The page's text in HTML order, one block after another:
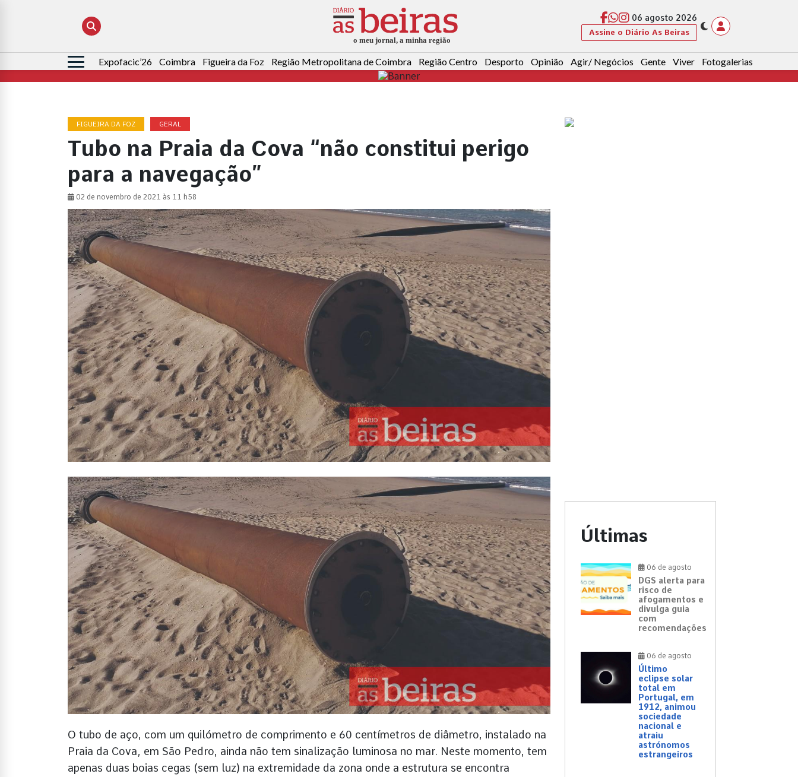
06 agosto 2026
Assine o Diário As Beiras
Pesquisar
por:
Expofacic’26 Coimbra Figueira da Foz Região Metropolitana de Coimbra Região Centro Desporto Opinião Agir/ Negócios Gente Viver Fotogalerias
FIGUEIRA DA FOZ GERAL
Tubo na Praia da Cova “não constitui perigo
para a navegação”
02 de novembro de 2021 às 11 h58
O tubo de aço, com um quilómetro de comprimento e 60 centímetros de diâmetro, instalado na
Praia da Cova, em São Pedro, ainda não tem sinalização luminosa no mar. Neste momento, tem
apenas duas boias cegas (sem luz) na extremidade da zona onde a estrutura se encontra
Últimas
06 de agosto
DGS alerta para
risco de
afogamentos e
divulga guia
com
recomendações
06 de agosto
Último
eclipse solar
total em
Portugal, em
1912, animou
sociedade
nacional e
atraiu
astrónomos
estrangeiros